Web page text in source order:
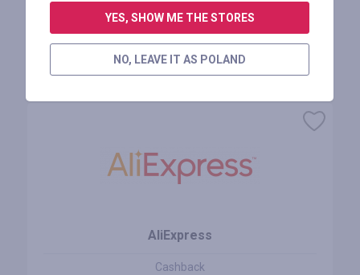
Podobne sklepy
AliExpress
Cashback
YES, SHOW ME THE STORES
NO, LEAVE IT AS POLAND